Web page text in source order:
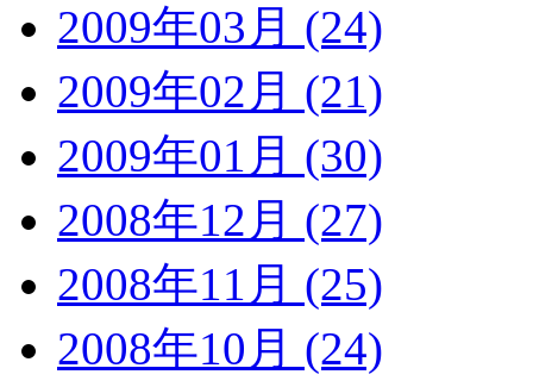
2009年03月 (24)
2009年02月 (21)
2009年01月 (30)
2008年12月 (27)
2008年11月 (25)
2008年10月 (24)